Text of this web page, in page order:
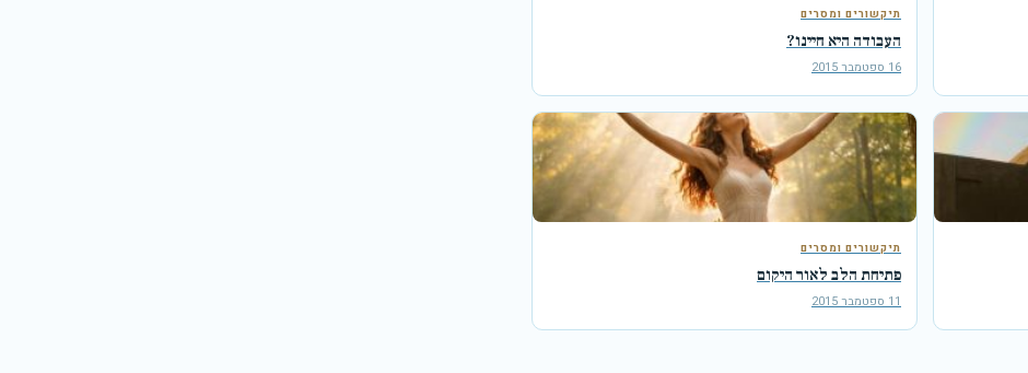
תיקשורים ומסרים
העבודה היא חיינו?
16 ספטמבר 2015
תיקשורים ומסרים
פתיחת הלב לאור היקום
11 ספטמבר 2015